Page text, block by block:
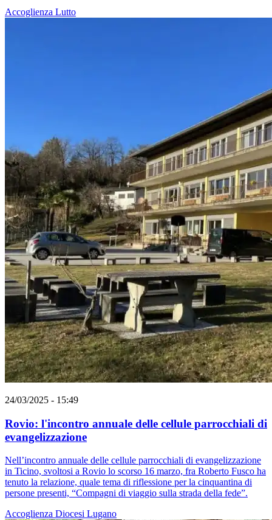
Accoglienza Lutto
24/03/2025 - 15:49
Rovio: l'incontro annuale delle cellule parrocchiali di
evangelizzazione
Nell’incontro annuale delle cellule parrocchiali di evangelizzazione
in Ticino, svoltosi a Rovio lo scorso 16 marzo, fra Roberto Fusco ha
tenuto la relazione, quale tema di riflessione per la cinquantina di
persone presenti, “Compagni di viaggio sulla strada della fede”.
Accoglienza Diocesi Lugano